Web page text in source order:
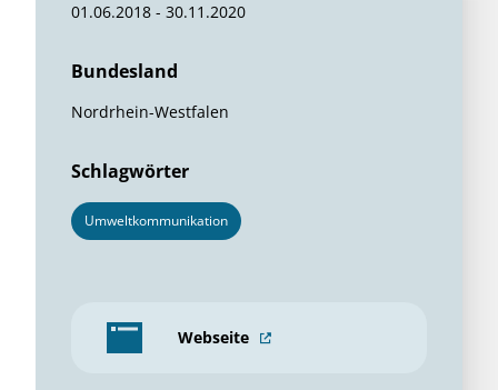
01.06.2018 - 30.11.2020
Bundesland
Nordrhein-Westfalen
Schlagwörter
Umweltkommunikation
Webseite